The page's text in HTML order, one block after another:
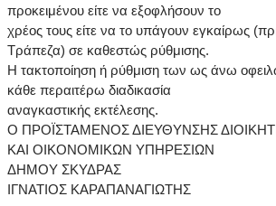
προκειμένου είτε να εξοφλήσουν το
χρέος τους είτε να το υπάγουν εγκαίρως
Τράπεζα) σε καθεστώς ρύθμισης.
Η τακτοποίηση ή ρύθμιση των ως άνω
κάθε περαιτέρω διαδικασία
αναγκαστικής εκτέλεσης.
Ο ΠΡΟΪΣΤΑΜΕΝΟΣ ΔΙΕΥΘΥΝΣΗΣ
ΚΑΙ ΟΙΚΟΝΟΜΙΚΩΝ ΥΠΗΡΕΣΙΩΝ
ΔΗΜΟΥ ΣΚΥΔΡΑΣ
ΙΓΝΑΤΙΟΣ ΚΑΡΑΠΑΝΑΓΙΩΤΗΣ